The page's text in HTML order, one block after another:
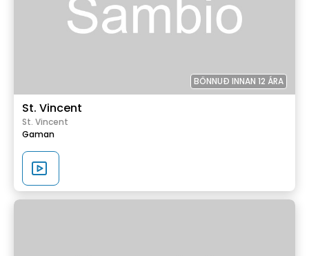
BÖNNUÐ INNAN 12 ÁRA
St. Vincent
St. Vincent
Gaman